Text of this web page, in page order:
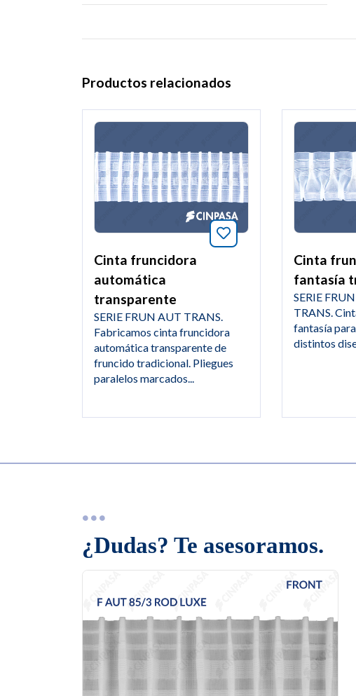
Productos relacionados
Añade a favoritos
Cinta fruncidora
automática
transparente
SERIE FRUN AUT TRANS.
Fabricamos cinta fruncidora
automática transparente de
fruncido tradicional. Pliegues
paralelos marcados...
Cinta
fantasía
SERIE
TRANS.
fantasía
distintos
¿Dudas? Te asesoramos.